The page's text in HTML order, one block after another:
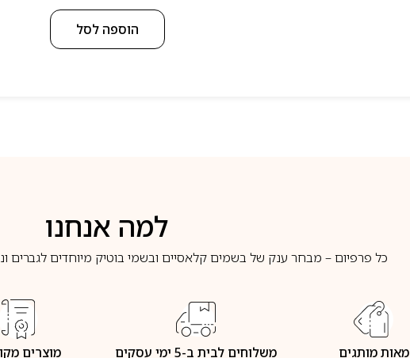
הוספה לסל
למה אנחנו
כל פרפיום – מבחר ענק של בשמים קלאסיים ובשמי בוטיק מיוחדים לגברים
מאות מותגים משלוחים לבית ב-5 ימי עסקים מוצרים